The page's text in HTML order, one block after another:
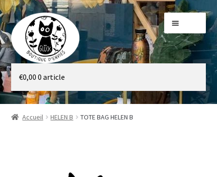
Aller
à
la
navigation
Aller
au
contenu
Galerie
Boutique
€0,00 0 article
Accueil HELEN B TOTE BAG HELEN B